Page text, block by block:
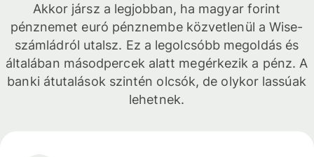
Akkor jársz a legjobban, ha magyar forint
pénznemet euró pénznembe közvetlenül a Wise-
számládról utalsz. Ez a legolcsóbb megoldás és
általában másodpercek alatt megérkezik a pénz. A
banki átutalások szintén olcsók, de olykor lassúak
lehetnek.